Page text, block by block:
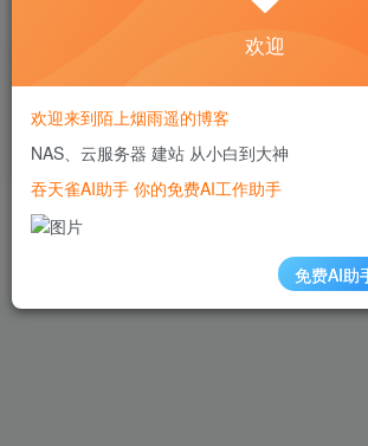
评论
飞牛OS硬件兼容性
CPU与主板？部署
1年前
欢迎
欢迎来到陌上烟雨遥的博客
NAS、云服务器 建站 从小白到大神
吞天雀AI助手 你的免费AI工作助手
免费AI助